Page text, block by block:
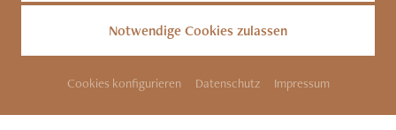
Notwendige Cookies zulassen
Cookies konfigurieren Datenschutz Impressum
SITEMAP KONTAKT
IMPRESSUM